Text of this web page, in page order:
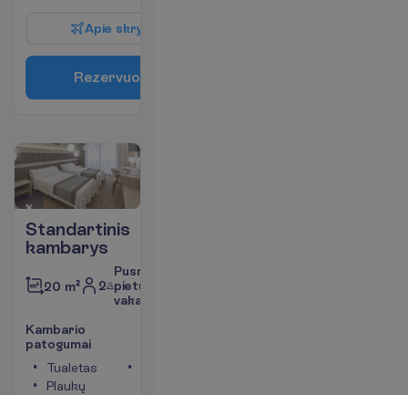
Apie skry
Rezervuo
Standartinis
kambarys
20 m² 2
Pusryčiai,
pietūs,
vakarienė
Kambario
patogumai
Tualetas
Plaukų